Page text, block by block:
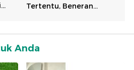
Anda